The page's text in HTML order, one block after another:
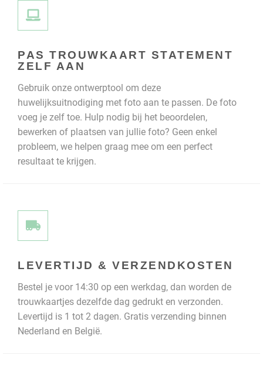
PAS TROUWKAART STATEMENT
ZELF AAN
Gebruik onze ontwerptool om deze
huwelijksuitnodiging met foto aan te passen. De foto
voeg je zelf toe. Hulp nodig bij het beoordelen,
bewerken of plaatsen van jullie foto? Geen enkel
probleem, we helpen graag mee om een perfect
resultaat te krijgen.
LEVERTIJD & VERZENDKOSTEN
Bestel je voor 14:30 op een werkdag, dan worden de
trouwkaartjes dezelfde dag gedrukt en verzonden.
Levertijd is 1 tot 2 dagen. Gratis verzending binnen
Nederland en België.